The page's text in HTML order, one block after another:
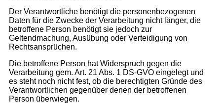
Der Verantwortliche benötigt die personenbezogenen
Daten für die Zwecke der Verarbeitung nicht länger, die
betroffene Person benötigt sie jedoch zur
Geltendmachung, Ausübung oder Verteidigung von
Rechtsansprüchen.
Die betroffene Person hat Widerspruch gegen die
Verarbeitung gem. Art. 21 Abs. 1 DS-GVO eingelegt und
es steht noch nicht fest, ob die berechtigten Gründe des
Verantwortlichen gegenüber denen der betroffenen
Person überwiegen.